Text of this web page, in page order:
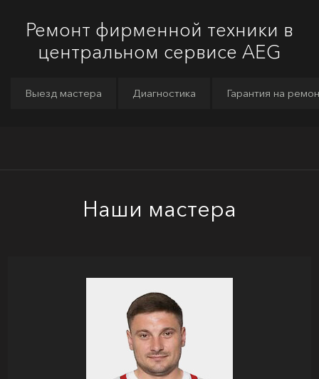
Ремонт фирменной техники в
центральном сервисе AEG
Выезд мастера Диагностика Гарантия на
Наши мастера